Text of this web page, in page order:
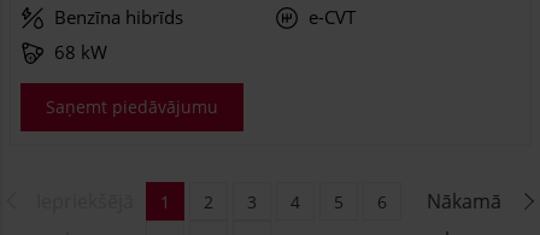
Benzīna hibrīds
e-CVT
68 kW
Saņemt piedāvājumu
Nākamā
1 2 3 4 5
6